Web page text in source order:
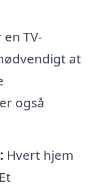
en TV-
at
også
Hvert hjem